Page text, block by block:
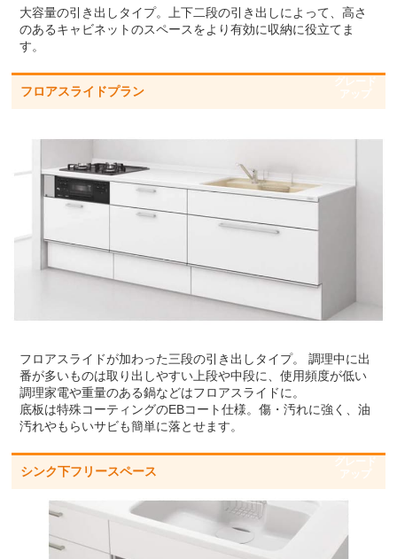
大容量の引き出しタイプ。上下二段の引き出しによって、高さ
のあるキャビネットのスペースをより有効に収納に役立てま
す。
フロアスライドプラン
グレード
アップ
フロアスライドが加わった三段の引き出しタイプ。 調理中に出
番が多いものは取り出しやすい上段や中段に、使用頻度が低い
調理家電や重量のある鍋などはフロアスライドに。
底板は特殊コーティングのEBコート仕様。傷・汚れに強く、油
汚れやもらいサビも簡単に落とせます。
シンク下フリースペース
グレード
アップ